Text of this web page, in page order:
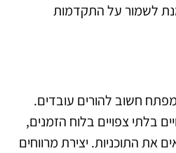
לשמור על התקדמות
חשוב להורים עובדים.
בלתי צפויים בלוח הזמנים,
את התוכניות. יצירת מרווחים